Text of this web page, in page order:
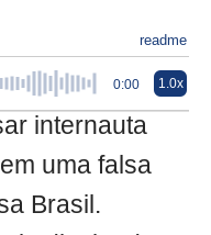
readme
0:00 1.0x
internauta
uma falsa
Brasil.